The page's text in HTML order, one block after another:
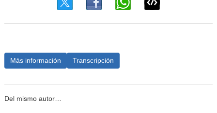
Más información Transcripción
Del mismo autor…